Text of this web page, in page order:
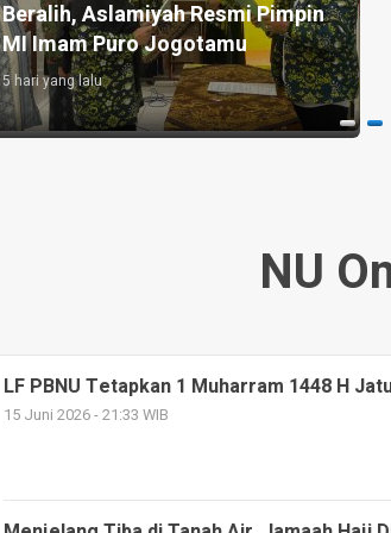
Beralih, Aslamiyah Resmi Pimpin
MI Imam Puro Jogotamu
5 hari yang lalu
NU
LF PBNU Tetapkan 1 Muharram 1448 H
15 Juni 2026 - 21:33 WIB